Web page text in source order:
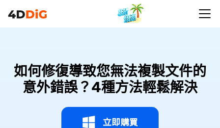
如何修復導致您無法複製文件的
意外錯誤？4種方法輕鬆解決
立即購買